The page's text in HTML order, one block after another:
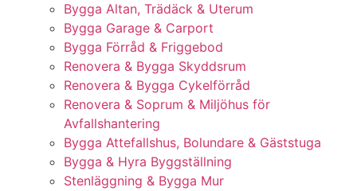
Bygga Altan, Trädäck & Uterum
Bygga Garage & Carport
Bygga Förråd & Friggebod
Renovera & Bygga Skyddsrum
Renovera & Bygga Cykelförråd
Renovera & Soprum & Miljöhus för
Avfallshantering
Bygga Attefallshus, Bolundare & Gäststuga
Bygga & Hyra Byggställning
Stenläggning & Bygga Mur